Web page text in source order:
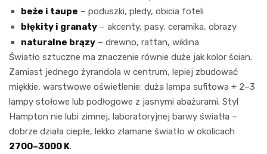
beże i taupe – poduszki, pledy, obicia foteli
błękity i granaty – akcenty, pasy, ceramika, obrazy
naturalne brązy – drewno, rattan, wiklina
Światło sztuczne ma znaczenie równie duże jak kolor ścian.
Zamiast jednego żyrandola w centrum, lepiej zbudować
miękkie, warstwowe oświetlenie: duża lampa sufitowa + 2–3
lampy stołowe lub podłogowe z jasnymi abażurami. Styl
Hampton nie lubi zimnej, laboratoryjnej barwy światła –
dobrze działa ciepłe, lekko złamane światło w okolicach
2700–3000 K.